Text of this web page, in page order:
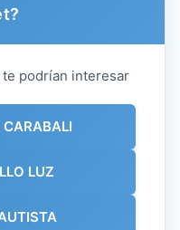
podrían interesar
CARABALI
LUZ